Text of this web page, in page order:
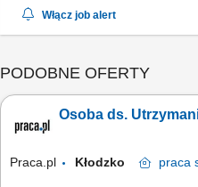
Włącz job alert
PODOBNE OFERTY
Osoba ds.
Praca.pl Kłodzko praca